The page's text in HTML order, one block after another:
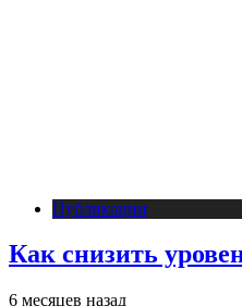
Публикации
Как снизить
6 месяцев назад